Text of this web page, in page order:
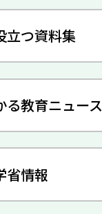
立つ資料集
る教育ニュース
省情報